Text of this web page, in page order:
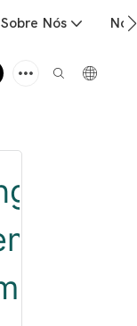
Sobre Nós